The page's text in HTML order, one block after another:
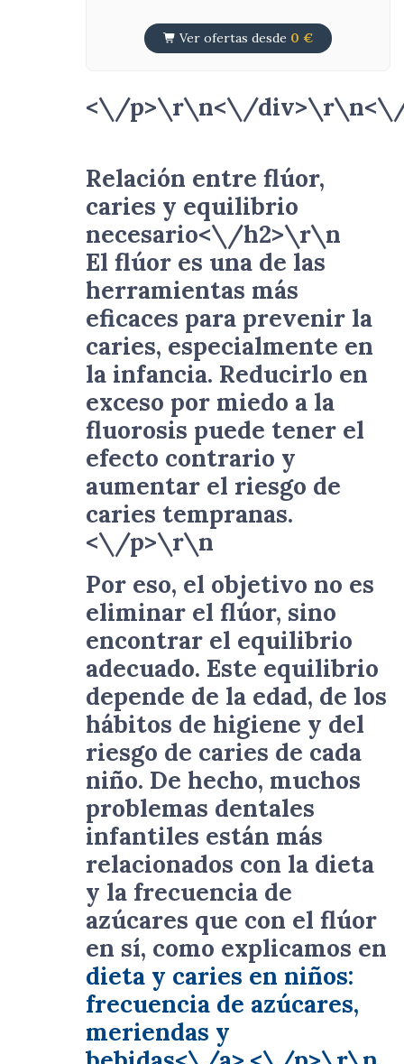
Ver ofertas desde 0 €
<\/p>\r\n<\/
Relación entre flúor,
caries y equilibrio
necesario<\/h2>\r\n
El flúor es una de las
herramientas más
eficaces para prevenir la
caries, especialmente en
la infancia. Reducirlo en
exceso por miedo a la
fluorosis puede tener el
efecto contrario y
aumentar el riesgo de
caries tempranas.
<\/p>\r\n
Por eso, el objetivo no es
eliminar el flúor, sino
encontrar el equilibrio
adecuado. Este equilibrio
depende de la edad, de los
hábitos de higiene y del
riesgo de caries de cada
niño. De hecho, muchos
problemas dentales
infantiles están más
relacionados con la dieta
y la frecuencia de
azúcares que con el flúor
en sí, como explicamos en
dieta y caries en niños:
frecuencia de azúcares,
meriendas y